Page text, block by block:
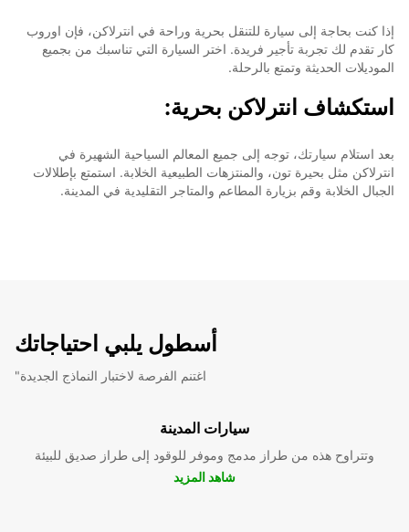
إذا كنت بحاجة إلى سيارة للتنقل بحرية وراحة في انترلاكن، فإن اوروب
كار تقدم لك تجربة تأجير فريدة. اختر السيارة التي تناسبك من بجميع
الموديلات الحديثة وتمتع بالرحلة.
استكشاف انترلاكن بحرية:
بعد استلام سيارتك، توجه إلى جميع المعالم السياحية الشهيرة في
انترلاكن مثل بحيرة تون، والمنتزهات الطبيعية الخلابة. استمتع بإطلالات
الجبال الخلابة وقم بزيارة المطاعم والمتاجر التقليدية في المدينة.
أسطول يلبي احتياجاتك
"اغتنم الفرصة لاختبار النماذج الجديدة
سيارات المدينة
وتتراوح هذه من طراز مدمج وموفر للوقود إلى طراز صديق للبيئة
شاهد المزيد